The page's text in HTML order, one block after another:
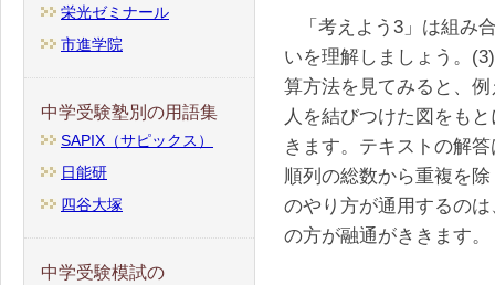
「考えよう3」は組み
いを理解しましょう。
算方法を見てみると、
人を結びつけた図をも
きます。テキストの解
順列の総数から重複を
のやり方が通用するの
の方が融通がききます。
栄光ゼミナール
市進学院
中学受験塾別の用語集
SAPIX（サピックス）
日能研
四谷大塚
中学受験模試の